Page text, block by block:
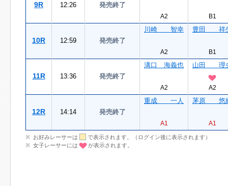
9R 12:26 発売終了
A2 B1
10R 12:59 発売終了
川崎 智幸
A2
豊田 祥
B1
11R 13:36 発売終了
溝口 海義也
A2
山田 理
A2
12R 14:14 発売終了
重成 一人
A1
茅原 悠
A1
お好みレーサーは
で表示されます。（ログイン後に表示されます）
女子レーサーには
が表示されます。